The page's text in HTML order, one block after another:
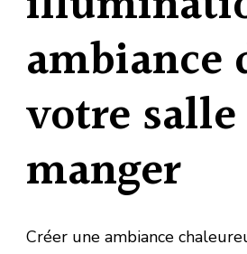
ambiance
votre salle
manger
Créer une ambiance